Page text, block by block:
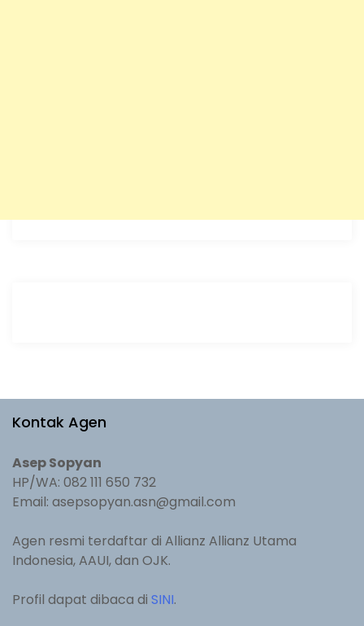
Kontak Agen
Asep Sopyan
HP/WA: 082 111 650 732
Email: asepsopyan.asn@gmail.com
Agen resmi terdaftar di Allianz Allianz Utama
Indonesia, AAUI, dan OJK.
Profil dapat dibaca di SINI.